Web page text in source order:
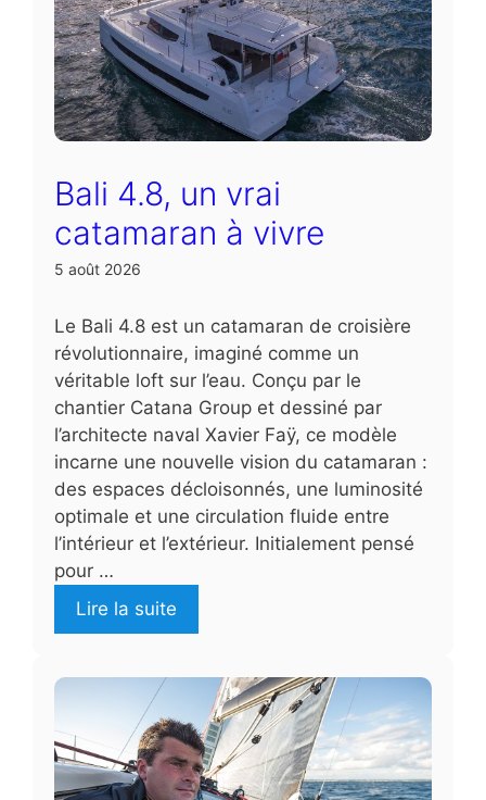
Bali 4.8, un vrai
catamaran à vivre
5 août 2026
Le Bali 4.8 est un catamaran de croisière
révolutionnaire, imaginé comme un
véritable loft sur l’eau. Conçu par le
chantier Catana Group et dessiné par
l’architecte naval Xavier Faÿ, ce modèle
incarne une nouvelle vision du catamaran :
des espaces décloisonnés, une luminosité
optimale et une circulation fluide entre
l’intérieur et l’extérieur. Initialement pensé
pour …
Lire la suite